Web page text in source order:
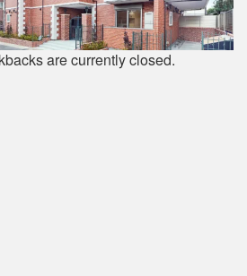
are currently closed.